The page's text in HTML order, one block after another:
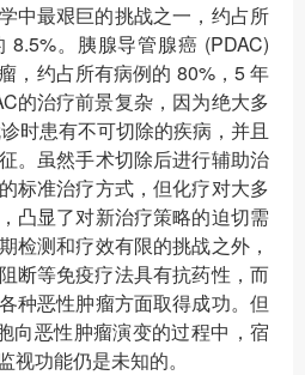
中最艰巨的挑战之一，约占所
。胰腺导管腺癌 (PDAC)
，约占所有病例的 80%，5 年
的治疗前景复杂，因为绝大多
时患有不可切除的疾病，并且
。虽然手术切除后进行辅助治
标准治疗方式，但化疗对大多
凸显了对新治疗策略的迫切需
检测和疗效有限的挑战之外，
断等免疫疗法具有抗药性，而
种恶性肿瘤方面取得成功。但
向恶性肿瘤演变的过程中，宿
视功能仍是未知的。